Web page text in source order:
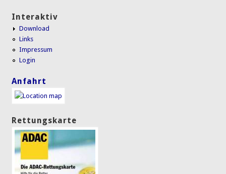
Interaktiv
Download
Links
Impressum
Login
Anfahrt
Rettungskarte